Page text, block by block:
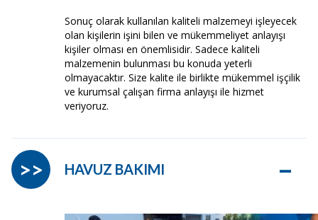
Sonuç olarak kullanılan kaliteli malzemeyi işleyecek
olan kişilerin işini bilen ve mükemmeliyet anlayışı
kişiler olması en önemlisidir. Sadece kaliteli
malzemenin bulunması bu konuda yeterli
olmayacaktır. Size kalite ile birlikte mükemmel işçilik
ve kurumsal çalışan firma anlayışı ile hizmet
veriyoruz.
HAVUZ BAKIMI –
>>